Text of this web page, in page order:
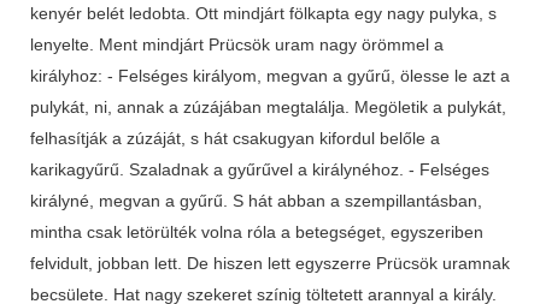
kenyér belét ledobta. Ott mindjárt fölkapta egy nagy pulyka, s
lenyelte. Ment mindjárt Prücsök uram nagy örömmel a
királyhoz: - Felséges királyom, megvan a gyűrű, ölesse le azt a
pulykát, ni, annak a zúzájában megtalálja. Megöletik a pulykát,
felhasítják a zúzáját, s hát csakugyan kifordul belőle a
karikagyűrű. Szaladnak a gyűrűvel a királynéhoz. - Felséges
királyné, megvan a gyűrű. S hát abban a szempillantásban,
mintha csak letörülték volna róla a betegséget, egyszeriben
felvidult, jobban lett. De hiszen lett egyszerre Prücsök uramnak
becsülete. Hat nagy szekeret színig töltetett arannyal a király.